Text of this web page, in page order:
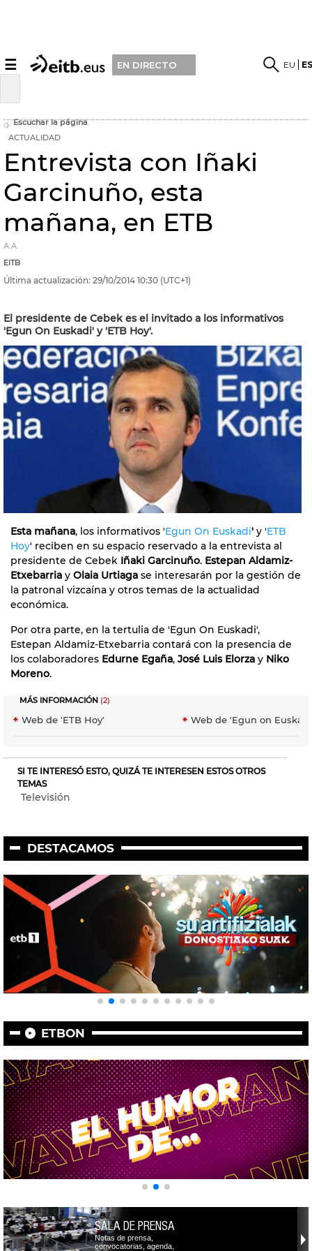
☰ EN DIRECTO EU
Escuchar la página
ACTUALIDAD
Entrevista con Iñaki
Garcinuño, esta
mañana, en ETB
A.A.
EITB
Última actualización: 29/10/2014 10:30 (UTC+1)
El presidente de Cebek es el invitado a los informativos
'Egun On Euskadi' y 'ETB Hoy'.
Esta mañana, los informativos 'Egun On Euskadi' y 'ETB
Hoy' reciben en su espacio reservado a la entrevista al
presidente de Cebek Iñaki Garcinuño. Estepan Aldamiz-
Etxebarria y Olaia Urtiaga se interesarán por la gestión de
la patronal vizcaína y otros temas de la actualidad
económica.
Por otra parte, en la tertulia de 'Egun On Euskadi',
Estepan Aldamiz-Etxebarria contará con la presencia de
los colaboradores Edurne Egaña, José Luis Elorza y Niko
Moreno.
MÁS INFORMACIÓN (2)
Web de 'ETB Hoy' Web de 'Egun on
SI TE INTERESÓ ESTO, QUIZÁ TE INTERESEN ESTOS OTROS
TEMAS
Televisión
DESTACAMOS
ETBON
SALA DE PRENSA
Notas de prensa,
convocatorias, agenda,